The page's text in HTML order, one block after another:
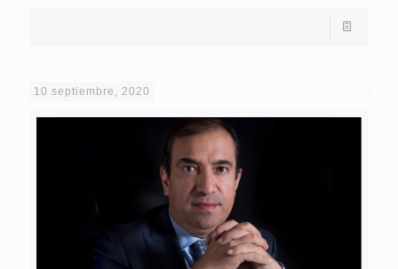
10 septiembre, 2020